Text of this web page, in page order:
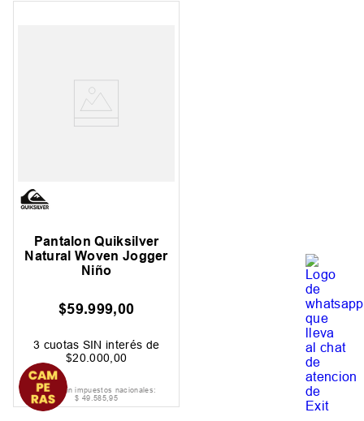
Pantalon Quiksilver
Natural Woven Jogger
Niño
$59.999,00
3 cuotas SIN interés de
$20 .000 00
Precio sin impuestos nacionales:
$ 49.585,95